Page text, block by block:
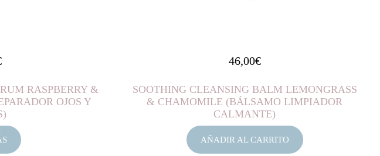
RASPBERRY &
OJOS Y
46,00€
SOOTHING CLEANSING BALM LEMONGRASS
& CHAMOMILE (BÁLSAMO LIMPIADOR
CALMANTE)
AÑADIR AL CARRITO